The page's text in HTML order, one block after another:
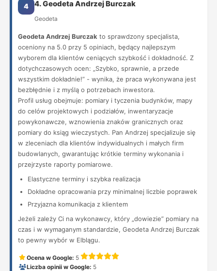
4 4. Geodeta Andrzej Burczak
Geodeta
Geodeta Andrzej Burczak to sprawdzony specjalista,
oceniony na 5.0 przy 5 opiniach, będący najlepszym
wyborem dla klientów ceniących szybkość i dokładność. Z
dotychczasowych ocen: „Szybko, sprawnie, a przede
wszystkim dokładnie!” - wynika, że praca wykonywana jest
bezbłędnie i z myślą o potrzebach inwestora.
Profil usług obejmuje: pomiary i tyczenia budynków, mapy
do celów projektowych i podziałów, inwentaryzacje
powykonawcze, wznowienia znaków granicznych oraz
pomiary do ksiąg wieczystych. Pan Andrzej specjalizuje się
w zleceniach dla klientów indywidualnych i małych firm
budowlanych, gwarantując krótkie terminy wykonania i
przejrzyste raporty pomiarowe.
Elastyczne terminy i szybka realizacja
Dokładne opracowania przy minimalnej liczbie poprawek
Przyjazna komunikacja z klientem
Jeżeli zależy Ci na wykonawcy, który „dowiezie” pomiary na
czas i w wymaganym standardzie, Geodeta Andrzej Burczak
to pewny wybór w Elblągu.
Ocena w Google: 5
Liczba opinii w Google: 5